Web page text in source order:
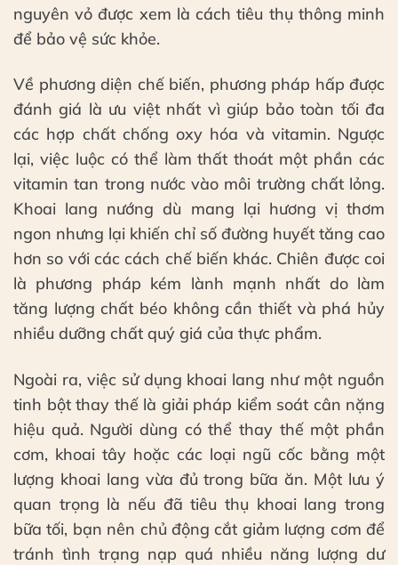
nguyên vỏ được xem là cách tiêu thụ thông minh
để bảo vệ sức khỏe.
Về phương diện chế biến, phương pháp hấp được
đánh giá là ưu việt nhất vì giúp bảo toàn tối đa
các hợp chất chống oxy hóa và vitamin. Ngược
lại, việc luộc có thể làm thất thoát một phần các
vitamin tan trong nước vào môi trường chất lỏng.
Khoai lang nướng dù mang lại hương vị thơm
ngon nhưng lại khiến chỉ số đường huyết tăng cao
hơn so với các cách chế biến khác. Chiên được coi
là phương pháp kém lành mạnh nhất do làm
tăng lượng chất béo không cần thiết và phá hủy
nhiều dưỡng chất quý giá của thực phẩm.
Ngoài ra, việc sử dụng khoai lang như một nguồn
tinh bột thay thế là giải pháp kiểm soát cân nặng
hiệu quả. Người dùng có thể thay thế một phần
cơm, khoai tây hoặc các loại ngũ cốc bằng một
lượng khoai lang vừa đủ trong bữa ăn. Một lưu ý
quan trọng là nếu đã tiêu thụ khoai lang trong
bữa tối, bạn nên chủ động cắt giảm lượng cơm để
tránh tình trạng nạp quá nhiều năng lượng dư